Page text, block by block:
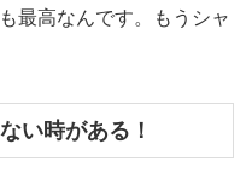
最高なんです。もうシャ
い時がある！